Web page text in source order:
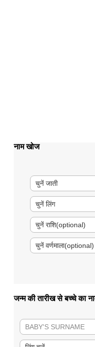
नाम खोज
जन्म की तारीख से बच्चे का